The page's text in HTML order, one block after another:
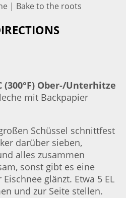
| Bake to the roots
(300°F) Ober-/Unterhitze
mit Backpapier
Schüssel schnittfest
darüber sieben,
alles zusammen
sonst gibt es eine
glänzt. Etwa 5 EL
und zur Seite stellen.